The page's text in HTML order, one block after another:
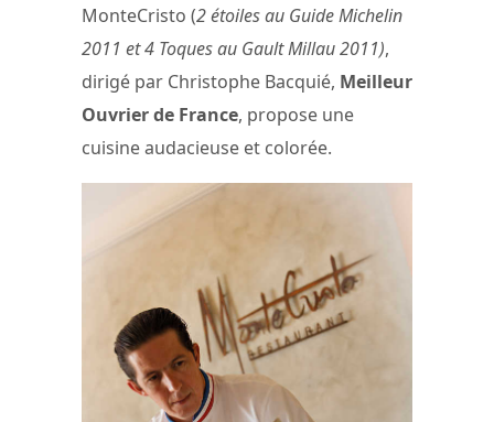
MonteCristo (2 étoiles au Guide Michelin
2011 et 4 Toques au Gault Millau 2011),
dirigé par Christophe Bacquié, Meilleur
Ouvrier de France, propose une
cuisine audacieuse et colorée.